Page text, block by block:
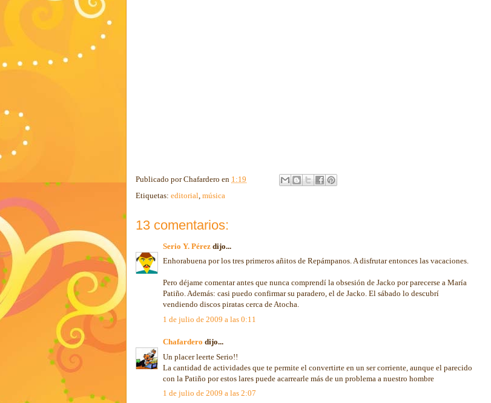
Publicado porChafardero en 1:19
Etiquetas: editorial música
13 comentarios:
Serio Y. Pérez dijo...
Enhorabuena por los tres primeros añitos de Repámpanos. A disfrutar entonces las vacaciones.
Pero déjame comentar antes que nunca comprendí la obsesión de Jacko por parecerse a María
Patiño. Además: casi puedo confirmar su paradero, el de Jacko. El sábado lo descubrí
vendiendo discos piratas cerca de Atocha.
1 de julio de 2009 a las 0:11
Chafardero dijo...
Un placer leerte Serio!!
La cantidad de actividades que te permite el convertirte en un ser corriente, aunque el parecido
con la Patiño por estos lares puede acarrearle más de un problema a nuestro hombre
1 de julio de 2009 a las 2:07